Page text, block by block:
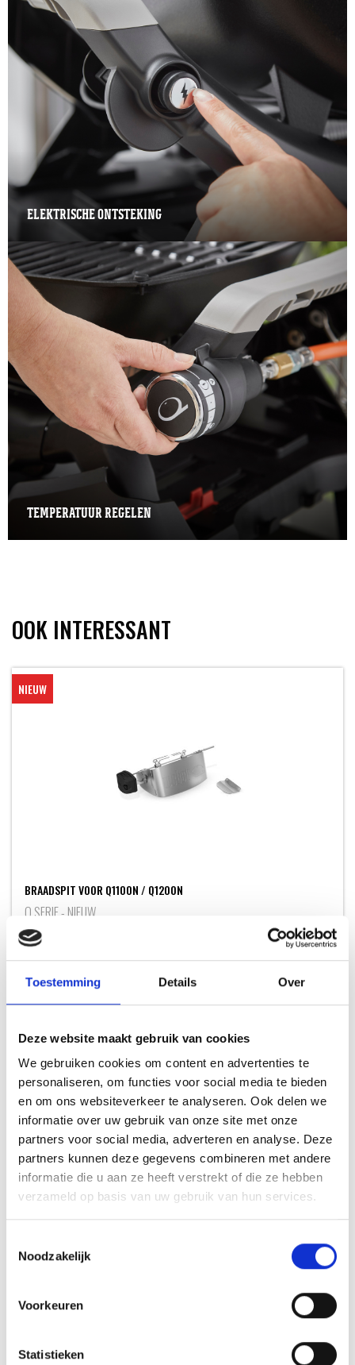
Toestemming Details Over
Deze website maakt gebruik van cookies
We gebruiken cookies om content en advertenties te
personaliseren, om functies voor social media te bieden
en om ons websiteverkeer te analyseren. Ook delen we
informatie over uw gebruik van onze site met onze
partners voor social media, adverteren en analyse. Deze
partners kunnen deze gegevens combineren met andere
informatie die u aan ze heeft verstrekt of die ze hebben
verzameld op basis van uw gebruik van hun services.
Noodzakelijk
Voorkeuren
Statistieken
ELEKTRISCHE ONTSTEKING
TEMPERATUUR REGELEN
OOK INTERESSANT
NIEUW
BRAADSPIT VOOR Q1100N / Q1200N
Q SERIE - NIEUW
179,99
GRILL 'N GO LIGHT VOOR Q1100N / Q1200N / Q2100N / Q2200N
Q SERIE - NIEUW
Meer informatie
NIEUW